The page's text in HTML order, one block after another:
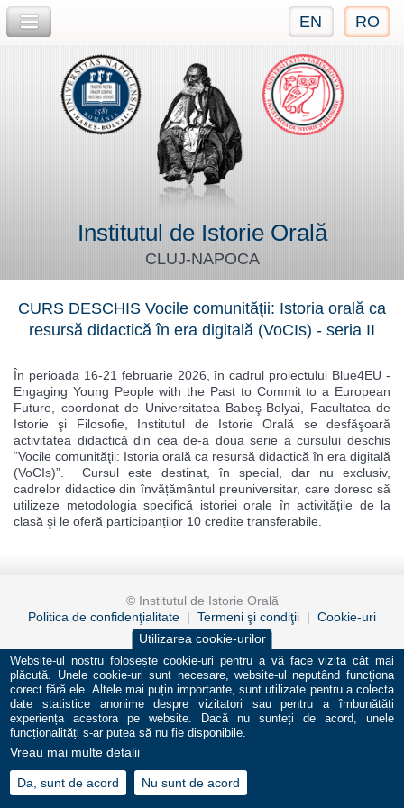
Utilizarea cookie-urilor
Website-ul nostru folosește cookie-uri pentru a vă face vizita cât mai
plăcută. Unele cookie-uri sunt necesare, website-ul neputând funcționa
corect fără ele. Altele mai puțin importante, sunt utilizate pentru a colecta
date statistice anonime despre vizitatori sau pentru a îmbunătăți
experiența acestora pe website. Dacă nu sunteți de acord, unele
funcționalități s-ar putea să nu fie disponibile.
Vreau mai multe detalii
Da, sunt de acord Nu sunt de acord
EN RO
Institutul de Istorie Orală
CLUJ-NAPOCA
CURS DESCHIS Vocile comunităţii: Istoria orală ca
resursă didactică în era digitală (VoCIs) - seria II
În perioada 16-21 februarie 2026, în cadrul proiectului Blue4EU -
Engaging Young People with the Past to Commit to a European
Future, coordonat de Universitatea Babeş-Bolyai, Facultatea de
Istorie şi Filosofie, Institutul de Istorie Orală se desfăşoară
activitatea didactică din cea de-a doua serie a cursului deschis
“Vocile comunităţii: Istoria orală ca resursă didactică în era digitală
(VoCIs)”. Cursul este destinat, în special, dar nu exclusiv,
cadrelor didactice din învățământul preuniversitar, care doresc să
utilizeze metodologia specifică istoriei orale în activitățile de la
clasă şi le oferă participanților 10 credite transferabile.
© Institutul de Istorie Orală
Politica de confidenţialitate | Termeni şi condiţii | Cookie-uri
design by binardesign
programming bysia vision